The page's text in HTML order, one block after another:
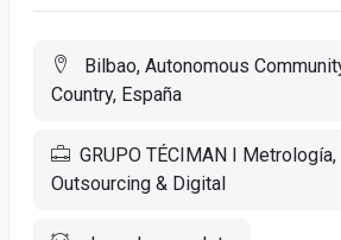
Bilbao, Autonomous
Country, España
GRUPO TÉCIMAN I
Outsourcing & Digital